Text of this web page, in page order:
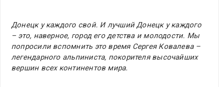
Донецк у каждого свой. И лучший Донецк у каждого
– это, наверное, город его детства и молодости. Мы
попросили вспомнить это время Сергея Ковалева –
легендарного альпиниста, покорителя высочайших
вершин всех континентов мира.